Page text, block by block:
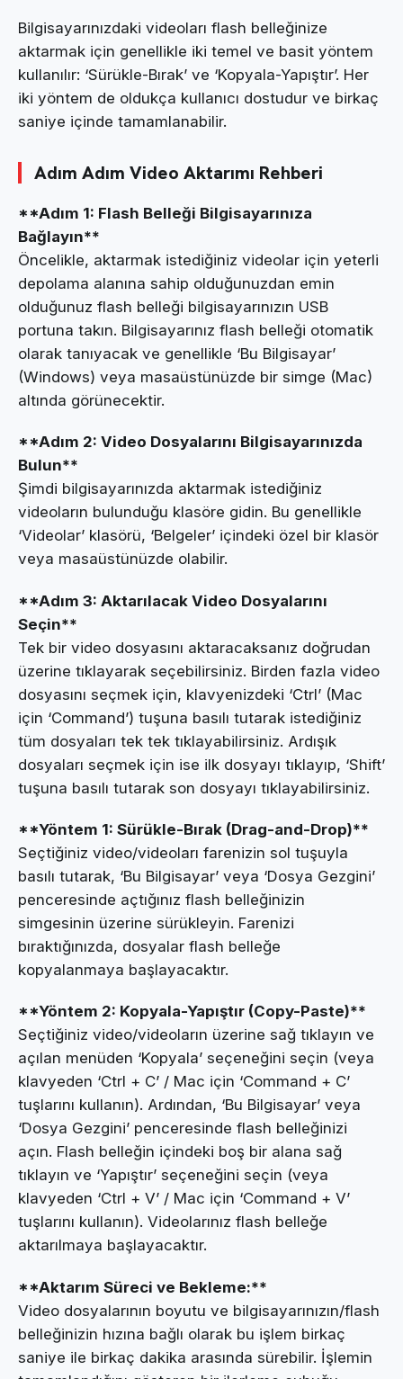
Bilgisayarınızdaki videoları flash belleğinize
aktarmak için genellikle iki temel ve basit yöntem
kullanılır: ‘Sürükle-Bırak’ ve ‘Kopyala-Yapıştır’. Her
iki yöntem de oldukça kullanıcı dostudur ve birkaç
saniye içinde tamamlanabilir.
Adım Adım Video Aktarımı Rehberi
**Adım 1: Flash Belleği Bilgisayarınıza
Bağlayın**
Öncelikle, aktarmak istediğiniz videolar için yeterli
depolama alanına sahip olduğunuzdan emin
olduğunuz flash belleği bilgisayarınızın USB
portuna takın. Bilgisayarınız flash belleği otomatik
olarak tanıyacak ve genellikle ‘Bu Bilgisayar’
(Windows) veya masaüstünüzde bir simge (Mac)
altında görünecektir.
**Adım 2: Video Dosyalarını Bilgisayarınızda
Bulun**
Şimdi bilgisayarınızda aktarmak istediğiniz
videoların bulunduğu klasöre gidin. Bu genellikle
‘Videolar’ klasörü, ‘Belgeler’ içindeki özel bir klasör
veya masaüstünüzde olabilir.
**Adım 3: Aktarılacak Video Dosyalarını
Seçin**
Tek bir video dosyasını aktaracaksanız doğrudan
üzerine tıklayarak seçebilirsiniz. Birden fazla video
dosyasını seçmek için, klavyenizdeki ‘Ctrl’ (Mac
için ‘Command’) tuşuna basılı tutarak istediğiniz
tüm dosyaları tek tek tıklayabilirsiniz. Ardışık
dosyaları seçmek için ise ilk dosyayı tıklayıp, ‘Shift’
tuşuna basılı tutarak son dosyayı tıklayabilirsiniz.
**Yöntem 1: Sürükle-Bırak (Drag-and-Drop)**
Seçtiğiniz video/videoları farenizin sol tuşuyla
basılı tutarak, ‘Bu Bilgisayar’ veya ‘Dosya Gezgini’
penceresinde açtığınız flash belleğinizin
simgesinin üzerine sürükleyin. Farenizi
bıraktığınızda, dosyalar flash belleğe
kopyalanmaya başlayacaktır.
**Yöntem 2: Kopyala-Yapıştır (Copy-Paste)**
Seçtiğiniz video/videoların üzerine sağ tıklayın ve
açılan menüden ‘Kopyala’ seçeneğini seçin (veya
klavyeden ‘Ctrl + C’ / Mac için ‘Command + C’
tuşlarını kullanın). Ardından, ‘Bu Bilgisayar’ veya
‘Dosya Gezgini’ penceresinde flash belleğinizi
açın. Flash belleğin içindeki boş bir alana sağ
tıklayın ve ‘Yapıştır’ seçeneğini seçin (veya
klavyeden ‘Ctrl + V’ / Mac için ‘Command + V’
tuşlarını kullanın). Videolarınız flash belleğe
aktarılmaya başlayacaktır.
**Aktarım Süreci ve Bekleme:**
Video dosyalarının boyutu ve bilgisayarınızın/flash
belleğinizin hızına bağlı olarak bu işlem birkaç
saniye ile birkaç dakika arasında sürebilir. İşlemin